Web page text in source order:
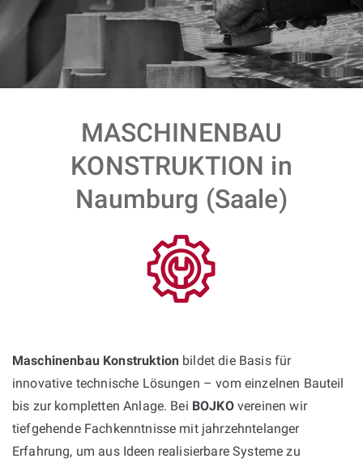
MASCHINENBAU
KONSTRUKTION in
Naumburg (Saale)
Maschinenbau Konstruktion bildet die Basis für
innovative technische Lösungen – vom einzelnen Bauteil
bis zur kompletten Anlage. Bei BOJKOvereinen wir
tiefgehende Fachkenntnisse mit jahrzehntelanger
Erfahrung, um aus Ideen realisierbare Systeme zu